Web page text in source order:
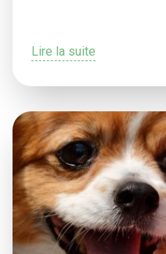
Lire la suite